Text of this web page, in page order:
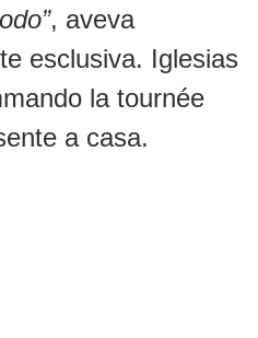
, aveva
esclusiva. Iglesias
la tournée
a casa.